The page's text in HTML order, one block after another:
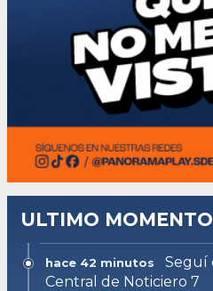
ULTIMO MOMENTO
hace 42 minutos
Seguí
Central de Noticiero 7